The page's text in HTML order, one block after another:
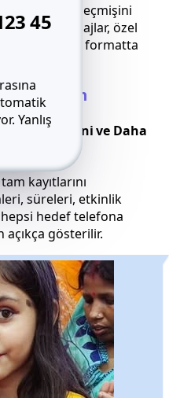
45
Yanlış
Beni ara
tüm sohbet geçmişini
silinmiş mesajlar, özel
aranabilir bir formatta
Takip Edin
Kişi Bilgilerini ve Daha
kayıtlarını
süreleri, etkinlik
hedef telefona
gösterilir.